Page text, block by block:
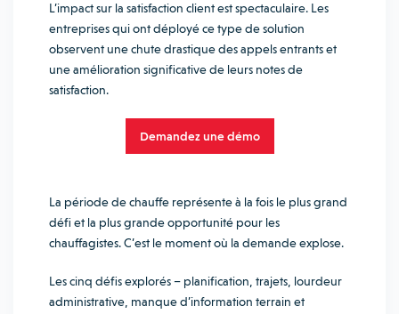
L’impact sur la satisfaction client est spectaculaire. Les
entreprises qui ont déployé ce type de solution
observent une chute drastique des appels entrants et
une amélioration significative de leurs notes de
satisfaction.
Demandez une démo
La période de chauffe représente à la fois le plus grand
défi et la plus grande opportunité pour les
chauffagistes. C’est le moment où la demande explose.
Les cinq défis explorés – planification, trajets, lourdeur
administrative, manque d’information terrain et